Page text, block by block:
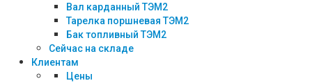
Вал карданный ТЭМ2
Тарелка поршневая ТЭМ2
Бак топливный ТЭМ2
Сейчас на складе
Клиентам
Цены